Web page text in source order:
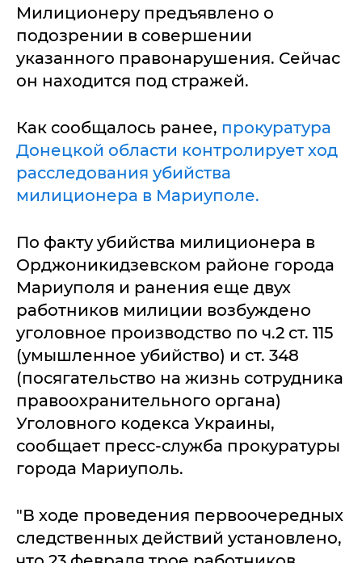
Милиционеру предъявлено о
подозрении в совершении
указанного правонарушения. Сейчас
он находится под стражей.
Как сообщалось ранее, прокуратура
Донецкой области контролирует ход
расследования убийства
милиционера в Мариуполе.
По факту убийства милиционера в
Орджоникидзевском районе города
Мариуполя и ранения еще двух
работников милиции возбуждено
уголовное производство по ч.2 ст. 115
(умышленное убийство) и ст. 348
(посягательство на жизнь сотрудника
правоохранительного органа)
Уголовного кодекса Украины,
сообщает пресс-служба прокуратуры
города Мариуполь.
"В ходе проведения первоочередных
следственных действий установлено,